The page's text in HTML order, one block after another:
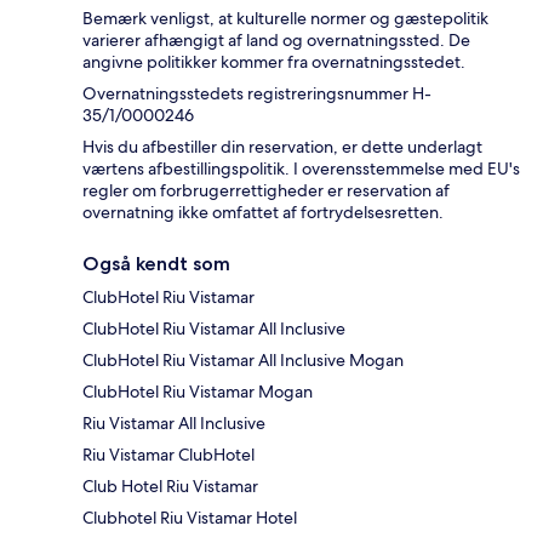
Bemærk venligst, at kulturelle normer og gæstepolitik
varierer afhængigt af land og overnatningssted. De
angivne politikker kommer fra overnatningsstedet.
Overnatningsstedets registreringsnummer H-
35/1/0000246
Hvis du afbestiller din reservation, er dette underlagt
værtens afbestillingspolitik. I overensstemmelse med EU's
regler om forbrugerrettigheder er reservation af
overnatning ikke omfattet af fortrydelsesretten.
Også kendt som
ClubHotel Riu Vistamar
ClubHotel Riu Vistamar All Inclusive
ClubHotel Riu Vistamar All Inclusive Mogan
ClubHotel Riu Vistamar Mogan
Riu Vistamar All Inclusive
Riu Vistamar ClubHotel
Club Hotel Riu Vistamar
Clubhotel Riu Vistamar Hotel